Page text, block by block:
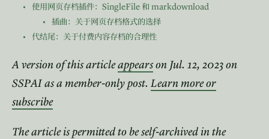
使用网页存档插件： SingleFile和markdownload
插曲：关于网页存档格式的选择
代结尾：关于付费内容存档的合理性
A version of this articleappearson Jul. 12, 2023 on
SSPAI as a member-only post. Learn more or
subscribe
The article is permitted to be self-archived in the